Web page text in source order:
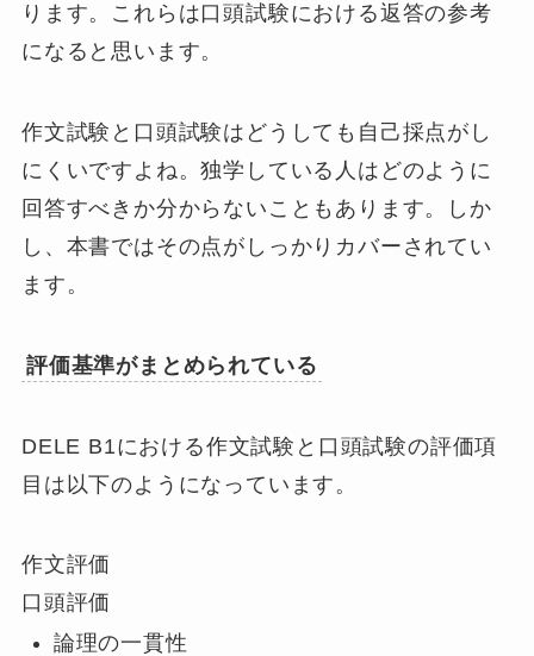
ります。これらは口頭試験における返答の参考
になると思います。
作文試験と口頭試験はどうしても自己採点がし
にくいですよね。独学している人はどのように
回答すべきか分からないこともあります。しか
し、本書ではその点がしっかりカバーされてい
ます。
評価基準がまとめられている
DELE B1における作文試験と口頭試験の評価項
目は以下のようになっています。
作文評価
口頭評価
論理の一貫性